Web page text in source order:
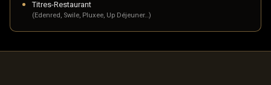
Titres-Restaurant
(Edenred, Swile, Pluxee, Up Déjeuner…)